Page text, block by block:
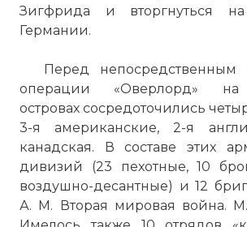
Зигфрида и вторгнуться
Германии.
Перед непосредственным
операции «Оверлорд» на
островах сосредоточились
3-я американские, 2-я
канадская. В составе этих
дивизий (23 пехотные, 10
воздушно-десантные) и 12
А. М. Вторая мировая война.